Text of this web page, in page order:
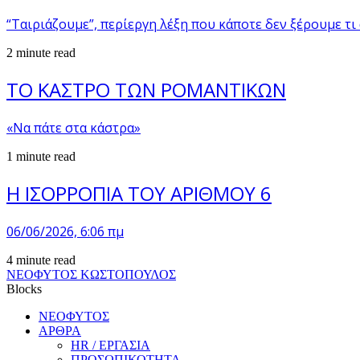
“Ταιριάζουμε”, περίεργη λέξη που κάποτε δεν ξέρουμε τι
2 minute read
ΤΟ ΚΑΣΤΡΟ ΤΩΝ ΡΟΜΑΝΤΙΚΩΝ
«Να πάτε στα κάστρα»
1 minute read
Η ΙΣΟΡΡΟΠΙΑ ΤΟΥ ΑΡΙΘΜΟΥ 6
06/06/2026, 6:06 πμ
4 minute read
ΝΕΟΦΥΤΟΣ ΚΩΣΤΟΠΟΥΛΟΣ
Blocks
ΝΕΟΦΥΤΟΣ
ΑΡΘΡΑ
HR / ΕΡΓΑΣΙΑ